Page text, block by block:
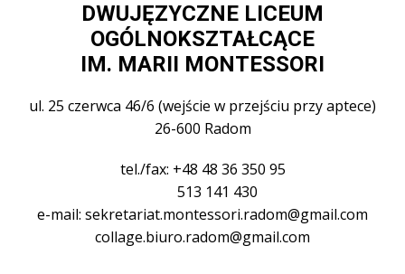
DWUJĘZYCZNE LICEUM
OGÓLNOKSZTAŁCĄCE
IM. MARII MONTESSORI
ul. 25 czerwca 46/6 (wejście w przejściu przy aptece)
26-600 Radom
tel./fax: +48 48 36 350 95
513 141 430
e-mail: sekretariat.montessori.radom@gmail.com
collage.biuro.radom@gmail.com